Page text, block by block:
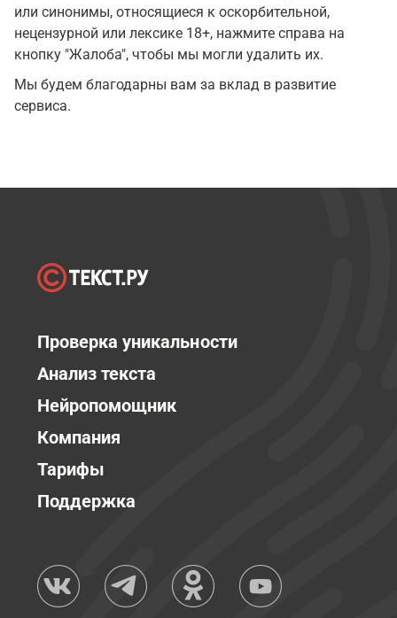
или синонимы, относящиеся к оскорбительной,
нецензурной или лексике 18+, нажмите справа на
кнопку "Жалоба", чтобы мы могли удалить их.
Мы будем благодарны вам за вклад в развитие
сервиса.
Проверка уникальности
Анализ текста
Нейропомощник
Компания
Тарифы
Поддержка